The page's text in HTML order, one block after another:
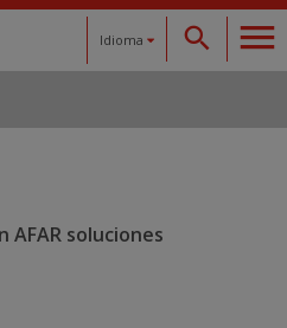
Idioma
AFAR soluciones